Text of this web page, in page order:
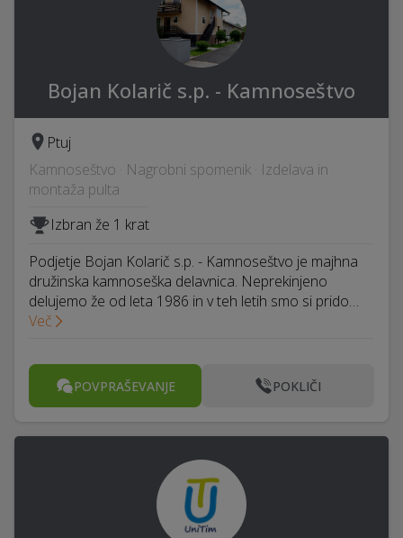
Bojan Kolarič s.p. - Kamnoseštvo
Ptuj
Kamnoseštvo · Nagrobni spomenik · Izdelava in
montaža pulta
Izbran že 1 krat
Podjetje Bojan Kolarič s.p. - Kamnoseštvo je majhna
družinska kamnoseška delavnica. Neprekinjeno
delujemo že od leta 1986 in v teh letih smo si prido…
Več
POVPRAŠEVANJE POKLIČI